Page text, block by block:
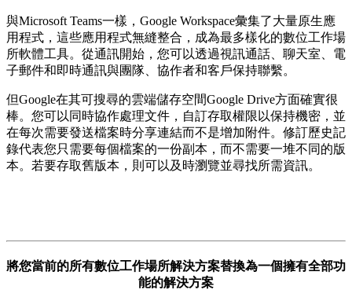
與Microsoft Teams一樣，Google Workspace彙集了大量原生應
用程式，這些應用程式無縫整合，成為最多樣化的數位工作場
所軟體工具。從通訊開始，您可以透過視訊通話、聊天室、電
子郵件和即時通訊與團隊、協作者和客戶保持聯繫。
但Google在其可搜尋的雲端儲存空間Google Drive方面確實很
棒。您可以同時協作處理文件，自訂存取權限以保持機密，並
在每次需要發送檔案時分享連結而不是增加附件。修訂歷史記
錄代表您只需要每個檔案的一份副本，而不需要一堆不同的版
本。若要存取舊版本，則可以及時瀏覽並尋找所需資訊。
將您當前的所有數位工作場所解決方案替換為一個擁有全部功
能的解決方案